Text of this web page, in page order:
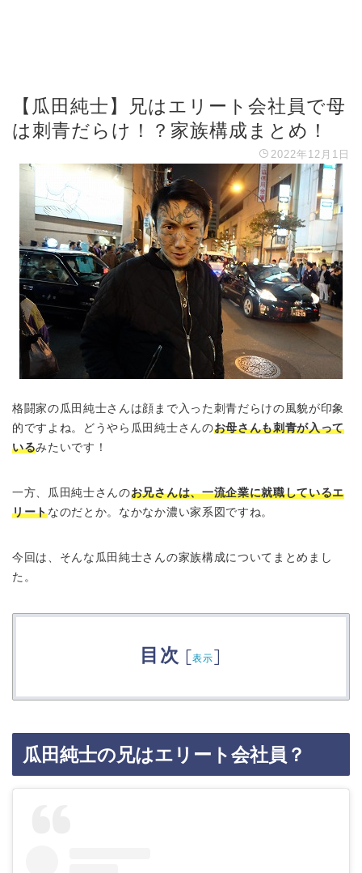
【瓜田純士】兄はエリート会社員で母
は刺青だらけ！？家族構成まとめ！
2022年12月1日
格闘家の瓜田純士さんは顔まで入った刺青だらけの風貌が印象
的ですよね。どうやら瓜田純士さんのお母さんも刺青が入って
いるみたいです！
一方、瓜田純士さんのお兄さんは、一流企業に就職しているエ
リートなのだとか。なかなか濃い家系図ですね。
今回は、そんな瓜田純士さんの家族構成についてまとめまし
た。
目次 [表示]
瓜田純士の兄はエリート会社員？